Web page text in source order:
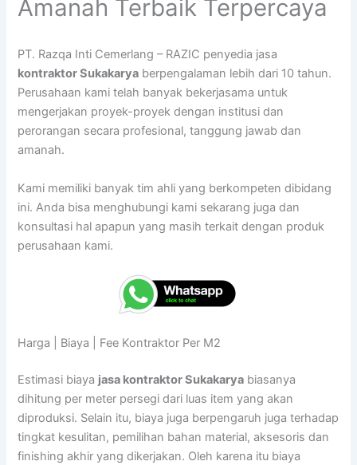
Amanah Terbaik Terpercaya
PT. Razqa Inti Cemerlang – RAZIC penyedia jasa
kontraktor Sukakarya berpengalaman lebih dari 10 tahun.
Perusahaan kami telah banyak bekerjasama untuk
mengerjakan proyek-proyek dengan institusi dan
perorangan secara profesional, tanggung jawab dan
amanah.
Kami memiliki banyak tim ahli yang berkompeten dibidang
ini. Anda bisa menghubungi kami sekarang juga dan
konsultasi hal apapun yang masih terkait dengan produk
perusahaan kami.
Harga | Biaya | Fee Kontraktor Per M2
Estimasi biaya jasa kontraktor Sukakarya biasanya
dihitung per meter persegi dari luas item yang akan
diproduksi. Selain itu, biaya juga berpengaruh juga terhadap
tingkat kesulitan, pemilihan bahan material, aksesoris dan
finishing akhir yang dikerjakan. Oleh karena itu biaya